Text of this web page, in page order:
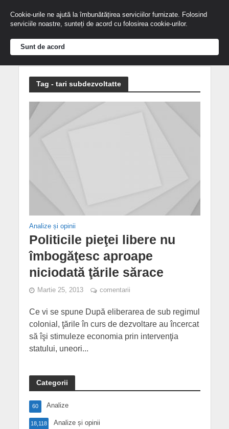
Tag - tari subdezvoltatte
Analize și opinii
Politicile pieţei libere nu
îmbogăţesc aproape
niciodată ţările sărace
Martie 25, 2013 comentarii
Ce vi se spune După eliberarea de sub regimul
colonial, ţările în curs de dezvoltare au încercat
să îşi stimuleze economia prin intervenţia
statului, uneori...
Categorii
Analize
60
Analize și opinii
18,118
Cookie-urile ne ajută la îmbunătățirea serviciilor furnizate. Folosind
serviciile noastre, sunteți de acord cu folosirea cookie-urilor.
Sunt de acord